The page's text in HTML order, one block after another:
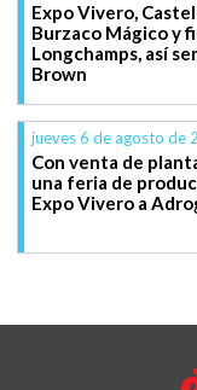
Expo Vivero,
Burzaco Mágico y
Longchamps, así
Brown
jueves 6 de agosto de
Con venta de
una feria de
Expo Vivero a